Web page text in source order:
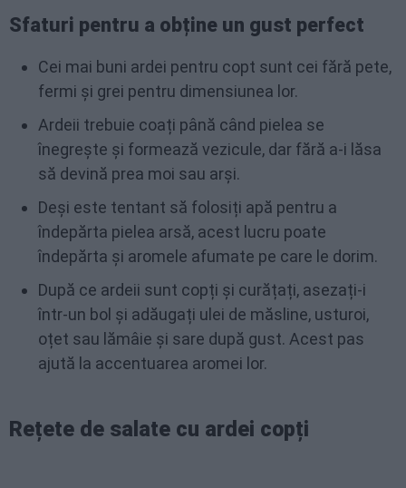
Sfaturi pentru a obține un gust perfect
Cei mai buni ardei pentru copt sunt cei fără pete,
fermi și grei pentru dimensiunea lor.
Ardeii trebuie coați până când pielea se
înegrește și formează vezicule, dar fără a-i lăsa
să devină prea moi sau arși.
Deși este tentant să folosiți apă pentru a
îndepărta pielea arsă, acest lucru poate
îndepărta și aromele afumate pe care le dorim.
După ce ardeii sunt copți și curățați, asezați-i
într-un bol și adăugați ulei de măsline, usturoi,
oțet sau lămâie și sare după gust. Acest pas
ajută la accentuarea aromei lor.
Rețete de salate cu ardei copți